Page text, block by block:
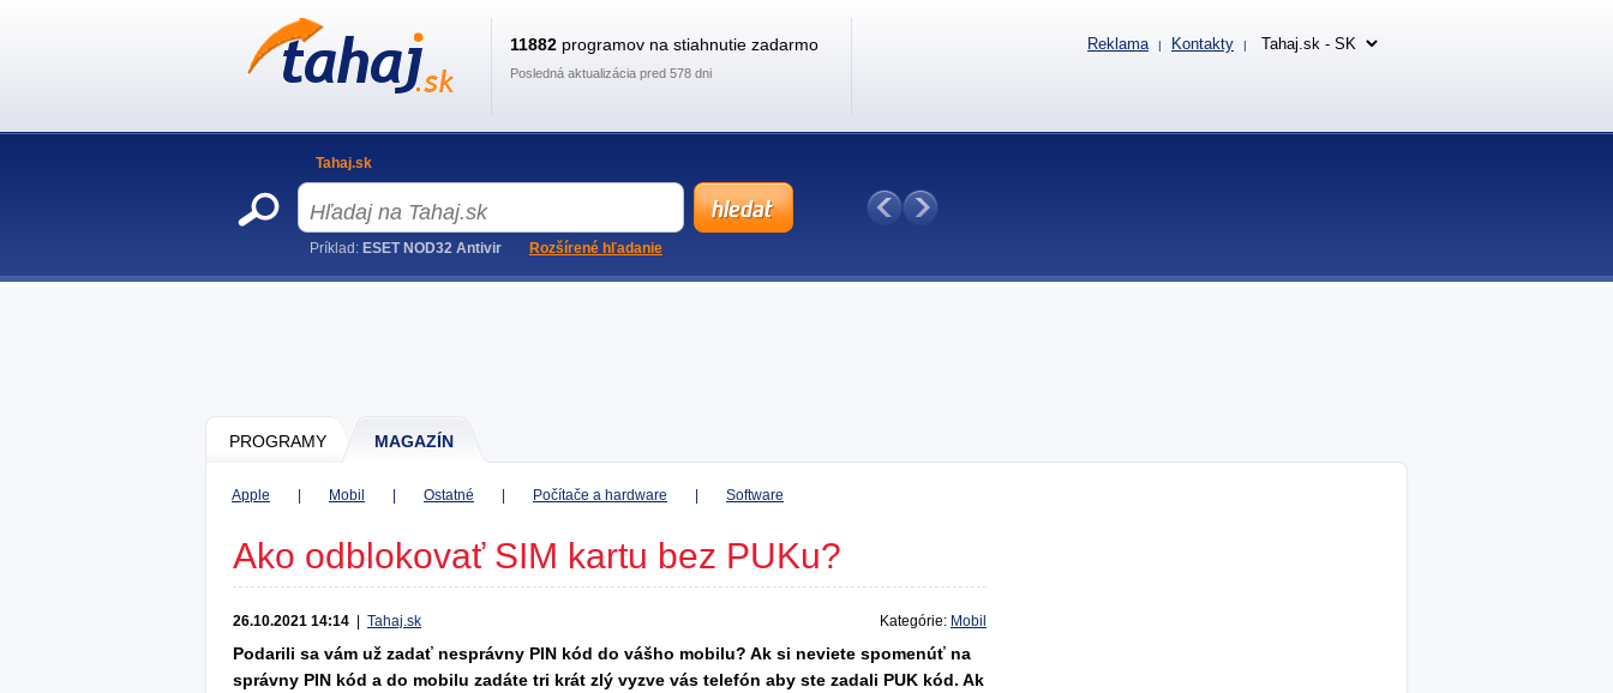
PROGRAMY MAGAZÍN
Apple Mobil Ostatné Počítače a hardware Software
Ako odblokovať SIM kartu bez PUKu?
26.10.2021 14:14 Tahaj.sk Kategórie: Mobil
Podarili sa vám už zadať nesprávny PIN kód do vášho mobilu? Ak si neviete spomenúť na
správny PIN kód a do mobilu zadáte tri krát zlý vyzve vás telefón aby ste zadali PUK kód. Ak
11882 programov na stiahnutie zadarmo
Posledná aktualizácia pred 578 dni
Reklama | Kontakty |
Tahaj.sk
Príklad: ESET NOD32 Antivir Rozšírené hľadanie